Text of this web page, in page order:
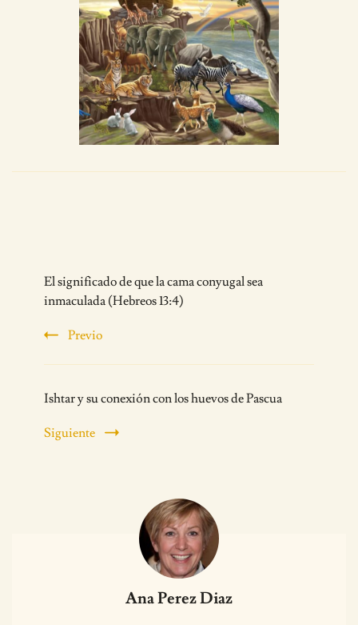
Navigation
El significado de que la cama conyugal sea
inmaculada (Hebreos 13:4)
Previo
Ishtar y su conexión con los huevos de Pascua
Siguiente
Ana Perez Diaz